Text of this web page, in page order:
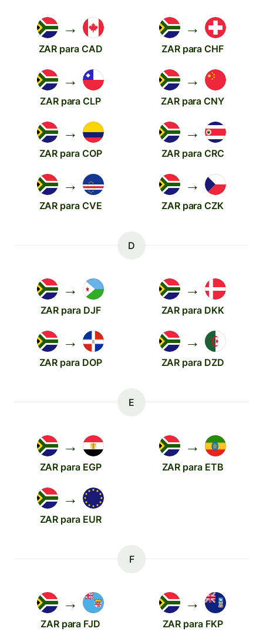
→
ZAR para CAD
→
ZAR para CHF
→
ZAR para CLP
→
ZAR para CNY
→
ZAR para COP
→
ZAR para CRC
→
ZAR para CVE
→
ZAR para CZK
D
→
ZAR para DJF
→
ZAR para DKK
→
ZAR para DOP
→
ZAR para DZD
E
→
ZAR para EGP
→
ZAR para ETB
→
ZAR para EUR
F
→
ZAR para FJD
→
ZAR para FKP